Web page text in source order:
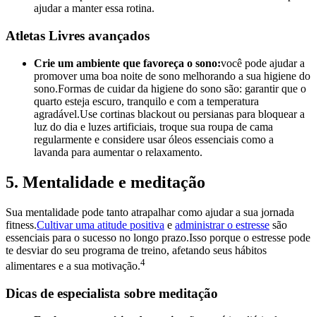
ajudar a manter essa rotina.
Atletas Livres avançados
Crie um ambiente que favoreça o sono:você pode ajudar a
promover uma boa noite de sono melhorando a sua higiene do
sono.Formas de cuidar da higiene do sono são: garantir que o
quarto esteja escuro, tranquilo e com a temperatura
agradável.Use cortinas blackout ou persianas para bloquear a
luz do dia e luzes artificiais, troque sua roupa de cama
regularmente e considere usar óleos essenciais como a
lavanda para aumentar o relaxamento.
5. Mentalidade e meditação
Sua mentalidade pode tanto atrapalhar como ajudar a sua jornada
fitness.Cultivar uma atitude positiva e administrar o estresse são
essenciais para o sucesso no longo prazo.Isso porque o estresse pode
te desviar do seu programa de treino, afetando seus hábitos
alimentares e a sua motivação.4
Dicas de especialista sobre meditação